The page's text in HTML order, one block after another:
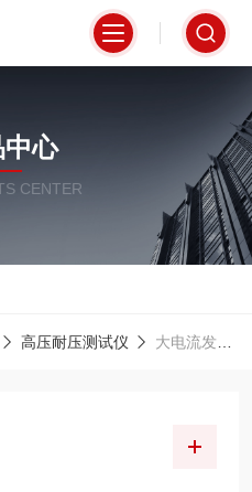
中心
CENTER
高压耐压测试仪 大电流发生器